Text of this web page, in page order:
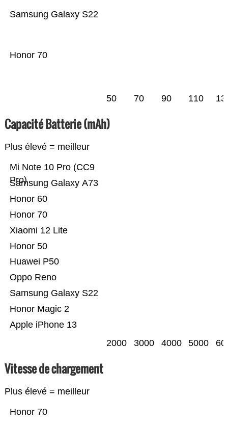
Honor 70
Samsung Galaxy S22
50 70 90 110
Capacité Batterie (mAh)
Plus élevé = meilleur
Apple iPhone 13
Honor Magic 2
Samsung Galaxy S22
Oppo Reno
Huawei P50
Honor 50
Xiaomi 12 Lite
Honor 70
Honor 60
Samsung Galaxy A73
Mi Note 10 Pro (CC9
Pro)
2000 3000 4000 5000
Vitesse de chargement
Plus élevé = meilleur
Honor 70